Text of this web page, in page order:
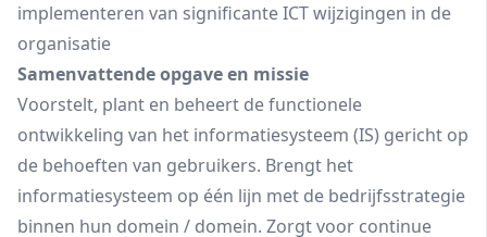
implementeren van significante ICT wijzigingen in de
organisatie
Samenvattende opgave en missie
Voorstelt, plant en beheert de functionele
ontwikkeling van het informatiesysteem (IS) gericht op
de behoeften van gebruikers. Brengt het
informatiesysteem op één lijn met de bedrijfsstrategie
binnen hun domein / domein. Zorgt voor continue